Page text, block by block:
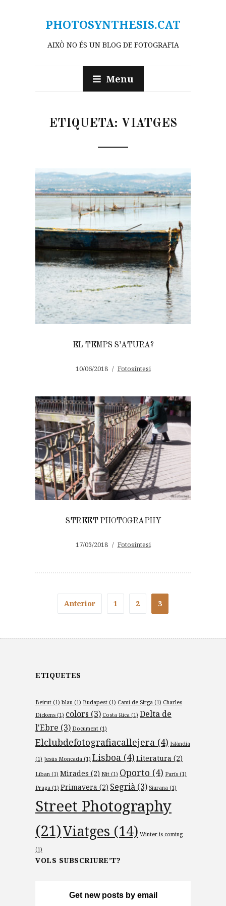
PHOTOSYNTHESIS.CAT
AIXÒ NO ÉS UN BLOG DE FOTOGRAFIA
Menu
ETIQUETA: VIATGES
EL TEMPS S’ATURA?
10/06/2018 Fotosíntesi
STREET PHOTOGRAPHY
17/03/2018 Fotosíntesi
Anterior 1 2 3
ETIQUETES
Beirut (1) blau (1) Budapest (1) Camí de Sirga (1) Charles
Dickens (1) colors (3) Costa Rica (1) Delta de
l'Ebre (3) Document (1)
Elclubdefotografiacallejera (4) Islàndia
(1) Jesús Moncada (1) Lisboa (4) Literatura (2)
Líban (1) Mirades (2) Nit (1) Oporto (4) París (1)
Praga (1) Primavera (2) Segrià (3) Siurana (1)
Street Photography
(21)Viatges (14) Winter is coming
(1)
VOLS SUBSCRIURE’T?
Get new posts by email